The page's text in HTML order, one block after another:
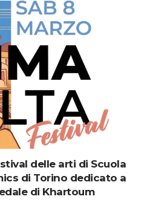
delle arti di Scuola
di Torino dedicato a
di Khartoum